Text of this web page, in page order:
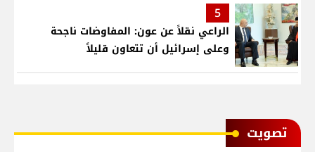
5
الراعي نقلاً عن عون: المفاوضات ناجحة
وعلى إسرائيل أن تتعاون قليلاً
ﺗﺼﻮﻳﺖ